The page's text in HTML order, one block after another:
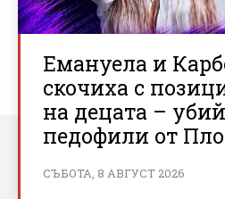
Емануела и
скочиха с
на децата –
педофили от
СЪБОТА, 8 АВГУСТ 2026